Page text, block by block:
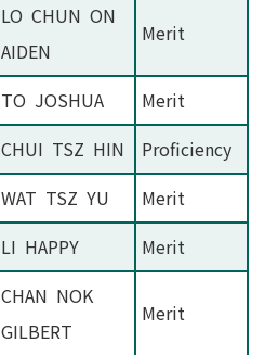
LO CHUN ON
AIDEN
Merit
TO JOSHUA
Merit
CHUI TSZ HIN
Proficiency
WAT TSZ YU
Merit
LI HAPPY Merit
CHAN NOK
GILBERT
Merit